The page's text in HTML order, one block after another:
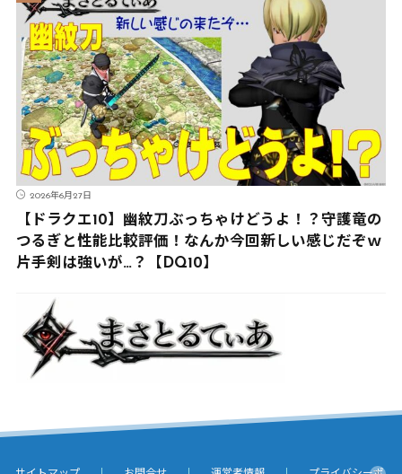
2026年6月27日
【ドラクエ10】幽紋刀ぶっちゃけどうよ！？守護竜の
つるぎと性能比較評価！なんか今回新しい感じだぞｗ
片手剣は強いが…？【DQ10】